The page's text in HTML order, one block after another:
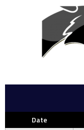
Date